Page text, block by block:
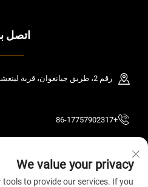
اتصل
رقم 2، طريق جيانغوان، قرية
+86-17757902317
We value your privacy
tools to provide our services. If you